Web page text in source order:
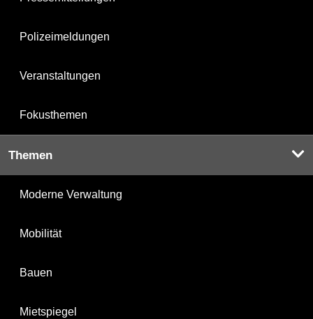
Polizeimeldungen
Veranstaltungen
Fokusthemen
Themen
Moderne Verwaltung
Mobilität
Bauen
Mietspiegel